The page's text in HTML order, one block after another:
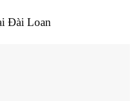
Đài Loan